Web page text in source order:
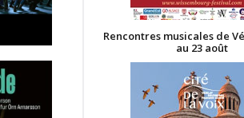
Rencontres musicales de
au 23 août